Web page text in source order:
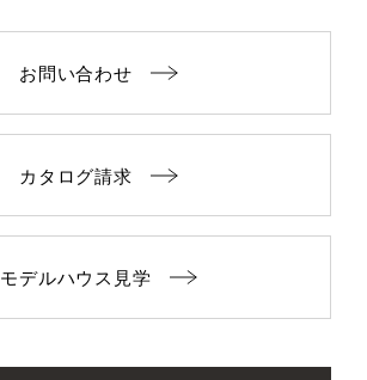
お問い合わせ
カタログ請求
モデルハウス見学